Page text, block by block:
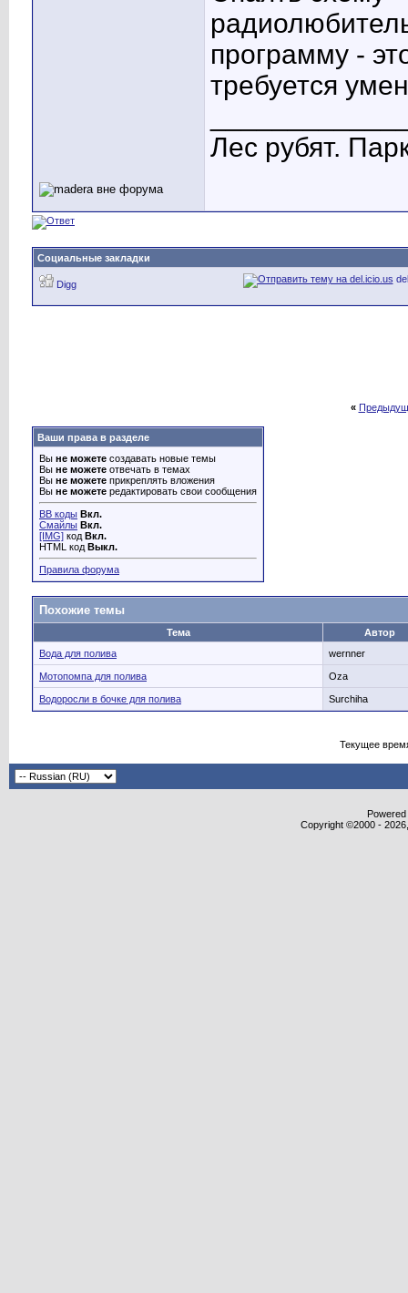
программу -
требуется
Лес рубят.
Социальные закладки
Digg
«
Ваши права в разделе
Вы не можете создавать новые темы
Вы не можете отвечать в темах
Вы не можете прикреплять вложения
Вы не можете редактировать свои сообщения
BB коды Вкл.
Смайлы Вкл.
[IMG] код Вкл.
HTML код Выкл.
Правила форума
Похожие темы
Тема
Автор
Вода для полива
wernner
Мотопомпа для полива Oza
Водоросли в бочке для полива Surchiha
Текущее
Copyright ©2000 -